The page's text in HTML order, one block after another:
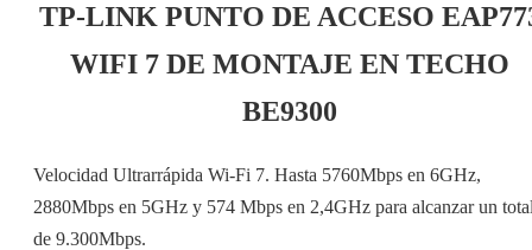
TP-LINK PUNTO DE ACCESO
WIFI 7 DE MONTAJE EN TECHO
BE9300
Velocidad Ultrarrápida Wi-Fi 7. Hasta 5760Mbps en 6GHz,
2880Mbps en 5GHz y 574 Mbps en 2,4GHz para alcanzar un
de 9.300Mbps.